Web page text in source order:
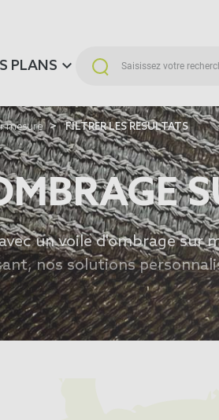
PLANS
mesure FILTRER LES RESULTATS
unvoile d'ombrage sur
nos solutions
plus d'inspirations